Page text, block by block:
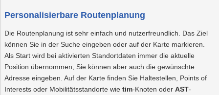
Personalisierbare Routenplanung
Die Routenplanung ist sehr einfach und nutzerfreundlich. Das Ziel
können Sie in der Suche eingeben oder auf der Karte markieren.
Als Start wird bei aktivierten Standortdaten immer die aktuelle
Position übernommen, Sie können aber auch die gewünschte
Adresse eingeben. Auf der Karte finden Sie Haltestellen, Points of
Interests oder Mobilitätsstandorte wie tim-Knoten oder AST-